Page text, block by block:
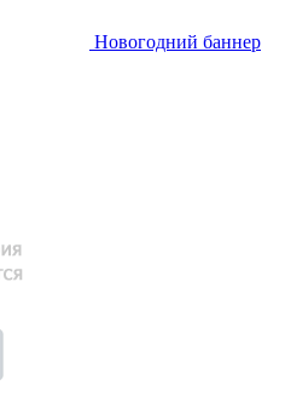
Новогодний баннер